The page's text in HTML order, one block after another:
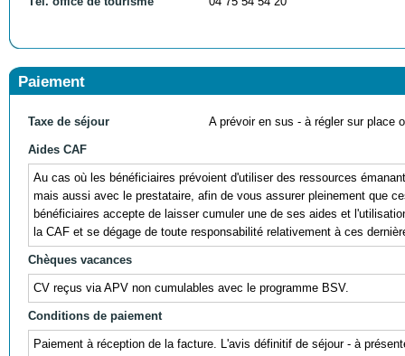
Paiement
Taxe de séjour A prévoir en sus - à régler sur place
Aides CAF
Au cas où les bénéficiaires prévoient d'utiliser des ressources
mais aussi avec le prestataire, afin de vous assurer pleinement que
bénéficiaires accepte de laisser cumuler une de ses aides et
la CAF et se dégage de toute responsabilité relativement à ces
Chèques vacances
CV reçus via APV non cumulables avec le programme BSV.
Conditions de paiement
Paiement à réception de la facture. L'avis définitif de séjour - à